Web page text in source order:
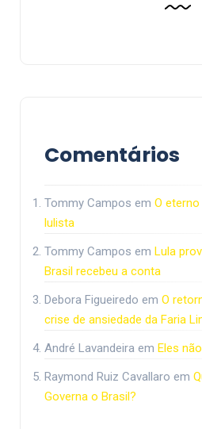
Comentários
Tommy Campos em O
lulista
Tommy Campos em Lula
Brasil recebeu a conta
Debora Figueiredo em O
crise de ansiedade da Faria
André Lavandeira em Eles
Raymond Ruiz Cavallaro em
Governa o Brasil?